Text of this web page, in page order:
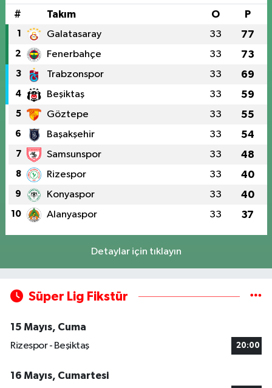
# Takım O P
1 Galatasaray 33 77
2 Fenerbahçe 33 73
3 Trabzonspor 33 69
4 Beşiktaş 33 59
5 Göztepe 33 55
6 Başakşehir 33 54
7 Samsunspor 33 48
8 Rizespor 33 40
9 Konyaspor 33 40
10 Alanyaspor 33 37
Detaylar için tıklayın
Süper Lig Fikstür
15 Mayıs, Cuma
Rizespor - Beşiktaş
20:00
16 Mayıs, Cumartesi